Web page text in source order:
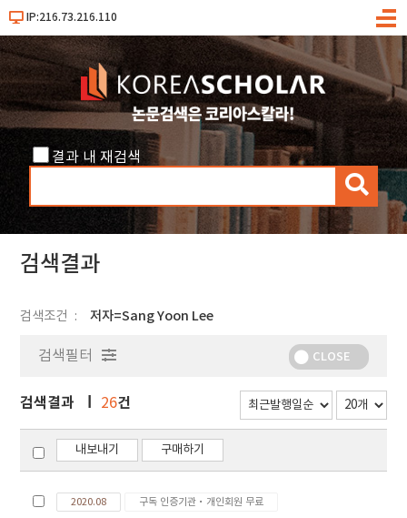
IP:216.73.216.110
메
결과 내 재검색
검
색
검색결과
검색조건 저자=Sang Yoon Lee
검색필터 CLOSE
검색결과 26건
내보내기 구매하기
2020.08 구독 인증기관·개인회원 무료